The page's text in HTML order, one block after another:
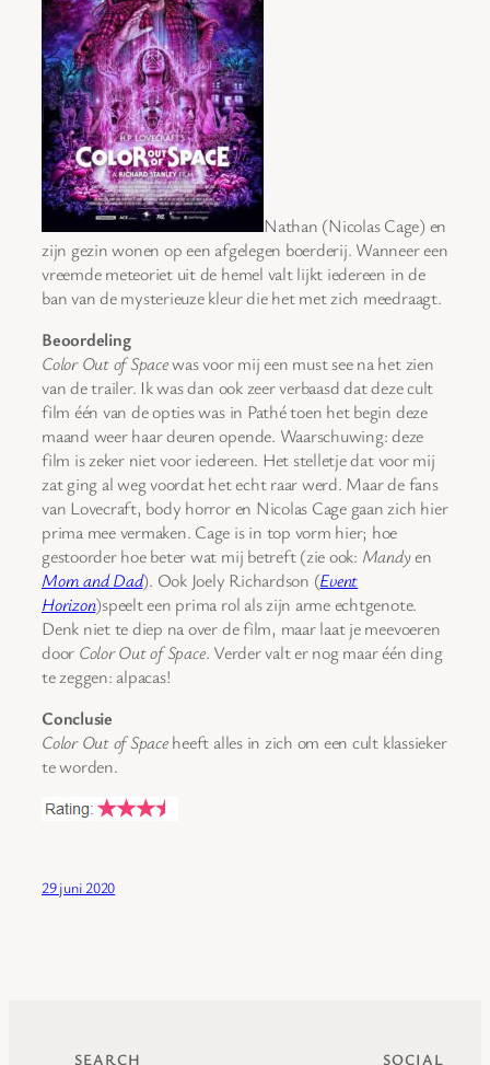
Nathan (Nicolas Cage) en
zijn gezin wonen op een afgelegen boerderij. Wanneer een
vreemde meteoriet uit de hemel valt lijkt iedereen in de
ban van de mysterieuze kleur die het met zich meedraagt.
Beoordeling
Color Out of Spacewas voor mij een must see na het zien
van de trailer. Ik was dan ook zeer verbaasd dat deze cult
film één van de opties was in Pathé toen het begin deze
maand weer haar deuren opende. Waarschuwing: deze
film is zeker niet voor iedereen. Het stelletje dat voor mij
zat ging al weg voordat het echt raar werd. Maar de fans
van Lovecraft, body horror en Nicolas Cage gaan zich hier
prima mee vermaken. Cage is in top vorm hier; hoe
gestoorder hoe beter wat mij betreft (zie ook: Mandyen
Mom and Dad). Ook Joely Richardson (Event
Horizon)speelt een prima rol als zijn arme echtgenote.
Denk niet te diep na over de film, maar laat je meevoeren
door Color Out of Space. Verder valt er nog maar één ding
te zeggen: alpacas!
Conclusie
Color Out of Spaceheeft alles in zich om een cult klassieker
te worden.
29 juni 2020
SEARCH SOCIAL